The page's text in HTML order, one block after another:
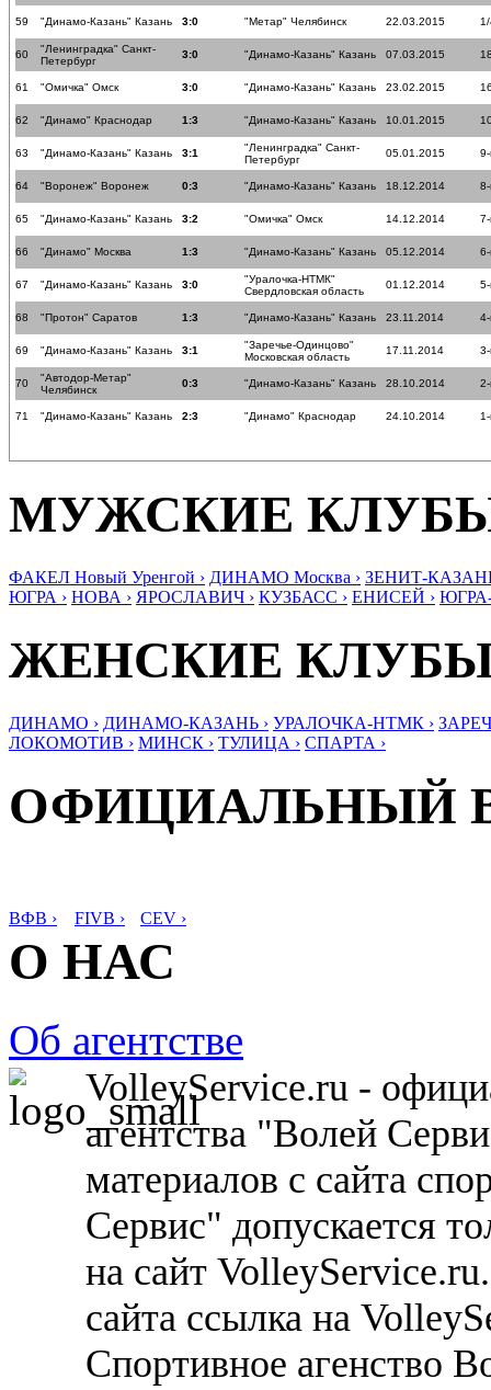
59 "Динамо-Казань" Казань 3:0 "Метар" Челябинск 22.03.2015
60
"Ленинградка" Санкт-
Петербург
3:0 "Динамо-Казань" Казань 07.03.2015
61 "Омичка" Омск 3:0 "Динамо-Казань" Казань 23.02.2015
62 "Динамо" Краснодар 1:3 "Динамо-Казань" Казань 10.01.2015
63 "Динамо-Казань" Казань 3:1
"Ленинградка" Санкт-
Петербург
05.01.2015
64 "Воронеж" Воронеж 0:3 "Динамо-Казань" Казань 18.12.2014
65 "Динамо-Казань" Казань 3:2 "Омичка" Омск 14.12.2014
66 "Динамо" Москва 1:3 "Динамо-Казань" Казань 05.12.2014
67 "Динамо-Казань" Казань 3:0
"Уралочка-НТМК"
Свердловская область
01.12.2014
68 "Протон" Саратов 1:3 "Динамо-Казань" Казань 23.11.2014
69 "Динамо-Казань" Казань 3:1
"Заречье-Одинцово"
Московская область
17.11.2014
70
"Автодор-Метар"
Челябинск
0:3 "Динамо-Казань" Казань 28.10.2014
71 "Динамо-Казань" Казань 2:3 "Динамо" Краснодар 24.10.2014
МУЖСКИЕ
ФАКЕЛ Новый Уренгой › ДИНАМО Москва › ЗЕНИТ-
ЮГРА › НОВА › ЯРОСЛАВИЧ › КУЗБАСС › ЕНИСЕЙ ›
ЖЕНСКИЕ
ДИНАМО › ДИНАМО-КАЗАНЬ › УРАЛОЧКА-НТМК ›
ЛОКОМОТИВ › МИНСК › ТУЛИЦА › СПАРТА ›
ОФИЦИАЛЬНЫЙ
ВФВ › FIVB › CEV ›
О НАС
Об агентстве
VolleyService.ru -
агентства "Волей
материалов с сайта
Сервис" допускается
на сайт
сайта ссылка на
Спортивное агенство